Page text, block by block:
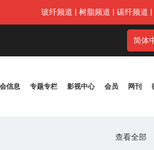
玻纤频道 | 树脂频道 | 碳纤频道 |
简体
信息 专题专栏 影视中心 会员 网刊
查看全部